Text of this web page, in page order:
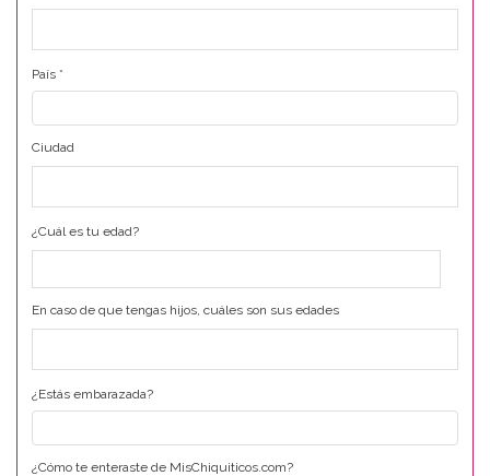
País *
Ciudad
¿Cuál es tu edad?
En caso de que tengas hijos, cuáles son sus edades
¿Estás embarazada?
¿Cómo te enteraste de MisChiquiticos.com?